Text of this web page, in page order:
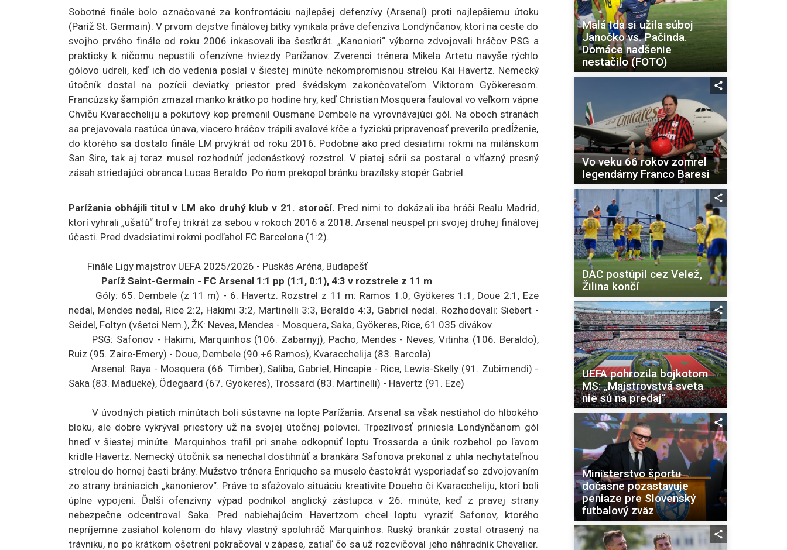
Sobotné finále bolo označované za konfrontáciu najlepšej defenzívy (Arsenal) proti najlepšiemu útoku
(Paríž St. Germain). V prvom dejstve finálovej bitky vynikala práve defenzíva Londýnčanov, ktorí na ceste do
svojho prvého finále od roku 2006 inkasovali iba šesťkrát. „Kanonieri“ výborne zdvojovali hráčov PSG a
prakticky k ničomu nepustili ofenzívne hviezdy Parížanov. Zverenci trénera Mikela Artetu navyše rýchlo
gólovo udreli, keď ich do vedenia poslal v šiestej minúte nekompromisnou strelou Kai Havertz. Nemecký
útočník dostal na pozícii deviatky priestor pred švédskym zakončovateľom Viktorom Gyökeresom.
Francúzsky šampión zmazal manko krátko po hodine hry, keď Christian Mosquera fauloval vo veľkom vápne
Chviču Kvaraccheliju a pokutový kop premenil Ousmane Dembele na vyrovnávajúci gól. Na oboch stranách
sa prejavovala rastúca únava, viacero hráčov trápili svalové kŕče a fyzickú pripravenosť preverilo predĺženie,
do ktorého sa dostalo finále LM prvýkrát od roku 2016. Podobne ako pred desiatimi rokmi na milánskom
San Sire, tak aj teraz musel rozhodnúť jedenástkový rozstrel. V piatej sérii sa postaral o víťazný presný
zásah striedajúci obranca Lucas Beraldo. Po ňom prekopol bránku brazílsky stopér Gabriel.
Parížania obhájili titul v LM ako druhý klub v 21. storočí. Pred nimi to dokázali iba hráči Realu Madrid,
ktorí vyhrali „ušatú“ trofej trikrát za sebou v rokoch 2016 a 2018. Arsenal neuspel pri svojej druhej finálovej
účasti. Pred dvadsiatimi rokmi podľahol FC Barcelona (1:2).
Finále Ligy majstrov UEFA 2025/2026 - Puskás Aréna, Budapešť
Paríž Saint-Germain - FC Arsenal 1:1 pp (1:1, 0:1), 4:3 v rozstrele z 11 m
Góly: 65. Dembele (z 11 m) - 6. Havertz. Rozstrel z 11 m: Ramos 1:0, Gyökeres 1:1, Doue 2:1, Eze
nedal, Mendes nedal, Rice 2:2, Hakimi 3:2, Martinelli 3:3, Beraldo 4:3, Gabriel nedal. Rozhodovali: Siebert -
Seidel, Foltyn (všetci Nem.), ŽK: Neves, Mendes - Mosquera, Saka, Gyökeres, Rice, 61.035 divákov.
PSG: Safonov - Hakimi, Marquinhos (106. Zabarnyj), Pacho, Mendes - Neves, Vitinha (106. Beraldo),
Ruiz (95. Zaire-Emery) - Doue, Dembele (90.+6 Ramos), Kvaracchelija (83. Barcola)
Arsenal: Raya - Mosquera (66. Timber), Saliba, Gabriel, Hincapie - Rice, Lewis-Skelly (91. Zubimendi) -
Saka (83. Madueke), Ödegaard (67. Gyökeres), Trossard (83. Martinelli) - Havertz (91. Eze)
V úvodných piatich minútach boli sústavne na lopte Parížania. Arsenal sa však nestiahol do hlbokého
bloku, ale dobre vykrýval priestory už na svojej útočnej polovici. Trpezlivosť priniesla Londýnčanom gól
hneď v šiestej minúte. Marquinhos trafil pri snahe odkopnúť loptu Trossarda a únik rozbehol po ľavom
krídle Havertz. Nemecký útočník sa nenechal dostihnúť a brankára Safonova prekonal z uhla nechytateľnou
strelou do hornej časti brány. Mužstvo trénera Enriqueho sa muselo častokrát vysporiadať so zdvojovaním
zo strany brániacich „kanonierov“. Práve to sťažovalo situáciu kreativite Doueho či Kvaraccheliju, ktorí boli
úplne vypojení. Ďalší ofenzívny výpad podnikol anglický zástupca v 26. minúte, keď z pravej strany
nebezpečne odcentroval Saka. Pred nabiehajúcim Havertzom chcel loptu vyraziť Safonov, ktorého
nepríjemne zasiahol kolenom do hlavy vlastný spoluhráč Marquinhos. Ruský brankár zostal otrasený na
trávniku, no po krátkom ošetrení pokračoval v zápase, zatiaľ čo sa už rozcvičoval jeho náhradník Chevalier.
Malá Ida si užila súboj
Janočko vs. Pačinda.
Domáce nadšenie
nestačilo (FOTO)
Vo veku 66 rokov zomrel
legendárny Franco Baresi
DAC postúpil cez Velež,
Žilina končí
UEFA pohrozila bojkotom
MS: „Majstrovstvá sveta
nie sú na predaj“
Ministerstvo športu
dočasne pozastavuje
peniaze pre Slovenský
futbalový zväz